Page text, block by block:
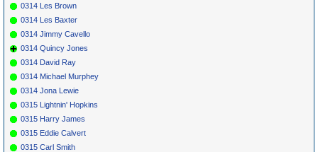
0314 Les Brown
0314 Les Baxter
0314 Jimmy Cavello
0314 Quincy Jones
0314 David Ray
0314 Michael Murphey
0314 Jona Lewie
0315 Lightnin' Hopkins
0315 Harry James
0315 Eddie Calvert
0315 Carl Smith